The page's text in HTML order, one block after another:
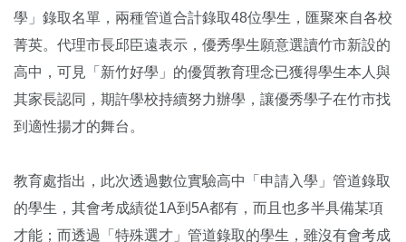
學」錄取名單，兩種管道合計錄取48位學生，匯聚來自各校
菁英。代理市長邱臣遠表示，優秀學生願意選讀竹市新設的
高中，可見「新竹好學」的優質教育理念已獲得學生本人與
其家長認同，期許學校持續努力辦學，讓優秀學子在竹市找
到適性揚才的舞台。
教育處指出，此次透過數位實驗高中「申請入學」管道錄取
的學生，其會考成績從1A到5A都有，而且也多半具備某項
才能；而透過「特殊選才」管道錄取的學生，雖沒有會考成